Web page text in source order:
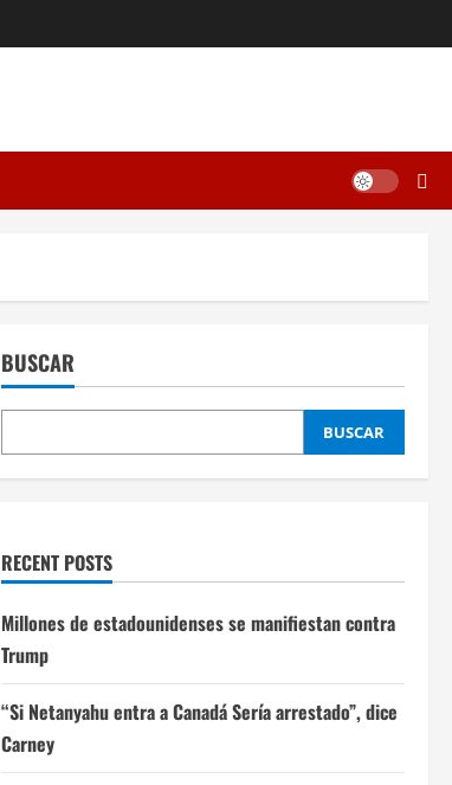
BUSCAR
BUSCAR
RECENT POSTS
Millones de estadounidenses se manifiestan contra
Trump
“Si Netanyahu entra a Canadá Sería arrestado”, dice
Carney